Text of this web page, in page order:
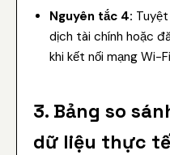
Nguyên tắc 4:
dịch tài chính hoặc
khi kết nối mạng Wi-
3. Bảng so
dữ liệu thực tế